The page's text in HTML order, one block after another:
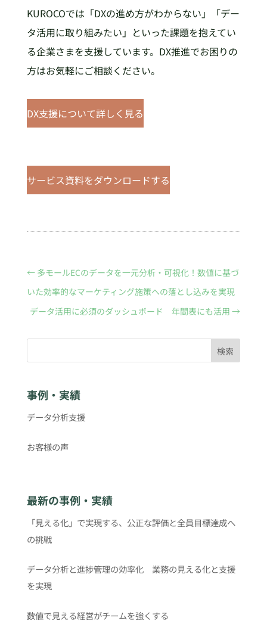
KUROCOでは「DXの進め方がわからない」「デー
タ活用に取り組みたい」といった課題を抱えてい
る企業さまを支援しています。DX推進でお困りの
方はお気軽にご相談ください。
DX支援について詳しく見る
サービス資料をダウンロードする
← 多モールECのデータを一元分析・可視化！数値に基づ
いた効率的なマーケティング施策への落とし込みを実現
データ活用に必須のダッシュボード 年間表にも活用 →
検索
事例・実績
データ分析支援
お客様の声
最新の事例・実績
「見える化」で実現する、公正な評価と全員目標達成へ
の挑戦
データ分析と進捗管理の効率化 業務の見える化と支援
を実現
数値で見える経営がチームを強くする